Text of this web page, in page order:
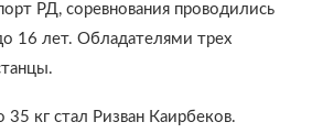
РД, соревнования проводились
16 лет. Обладателями трех
кг стал Ризван Каирбеков.